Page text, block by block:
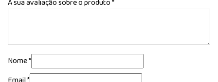
A sua avaliação sobre o produto*
Nome*